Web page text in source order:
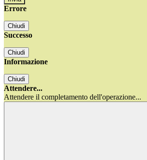
Errore
Chiudi
Successo
Chiudi
Informazione
Chiudi
Attendere...
Attendere il completamento dell'operazione...